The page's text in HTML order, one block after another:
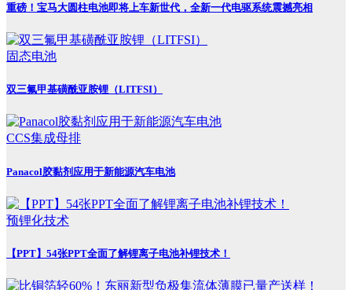
重磅！宝马大圆柱电池即将上车新世代，全新一代电驱系统震撼亮相
固态电池
双三氟甲基磺酰亚胺锂（LITFSI）
CCS集成母排
Panacol胶黏剂应用于新能源汽车电池
预锂化技术
【PPT】54张PPT全面了解锂离子电池补锂技术！